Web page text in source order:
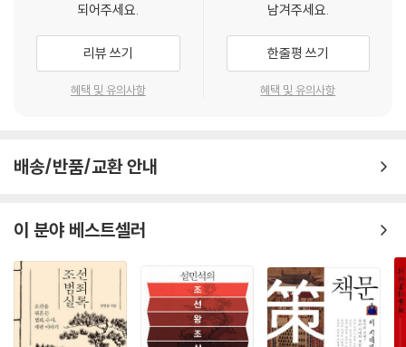
새로운 위상을 모색해보고, 이를 근거로 그동안 망각되어온 ‘동방의 소공
(召公)’ 황희의 면모를 복권시켜보고자 한다. 또한 파주에 세워진 ‘반구
정’(伴鷗亭)의 존재를 통해 황희 리더십의 또 하나의 특징을 살펴본 후,
남원에 건립된 ‘광한루’의 전신인 ‘광통루’(廣通樓)를 통해 황희 리더십의
되어주세요.
리뷰 쓰기
혜택 및 유의사항
남겨주세요.
한줄평 쓰기
혜택 및 유의사항
배송/반품/교환 안내
이 분야 베스트셀러